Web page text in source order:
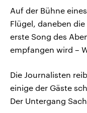
Auf der Bühne
Flügel, daneben die
erste Song des
empfangen wird –
Die Journalisten
einige der Gäste
Der Untergang